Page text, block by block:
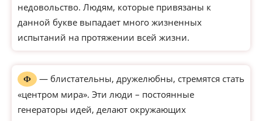
недовольство. Людям, которые привязаны к
данной букве выпадает много жизненных
испытаний на протяжении всей жизни.
Ф
— блистательны, дружелюбны, стремятся стать
«центром мира». Эти люди – постоянные
генераторы идей, делают окружающих